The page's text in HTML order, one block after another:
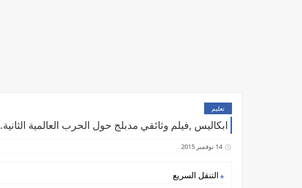
تعليم
ابكاليس ,فيلم وثائقي مدبلج حول الحرب العالمية الثانية.
14 نوفمبر 2015
التنقل السريع